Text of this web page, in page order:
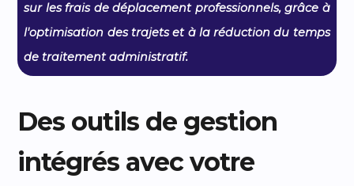
sur les frais de déplacement professionnels, grâce à
l'optimisation des trajets et à la réduction du temps
de traitement administratif.
Des outils de gestion
intégrés avec votre